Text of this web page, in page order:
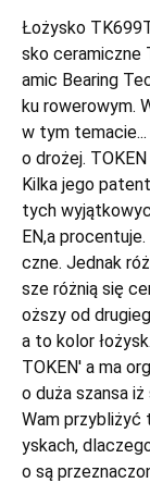
Łożysko
sko ceramiczne
amic Bearing
ku rowerowym.
w tym temacie...
o drożej.
Kilka jego
tych
EN,a
czne. Jednak
sze różnią się
oższy od
a to kolor
TOKEN' a ma
o duża szansa
Wam przybliżyć
yskach,
o są